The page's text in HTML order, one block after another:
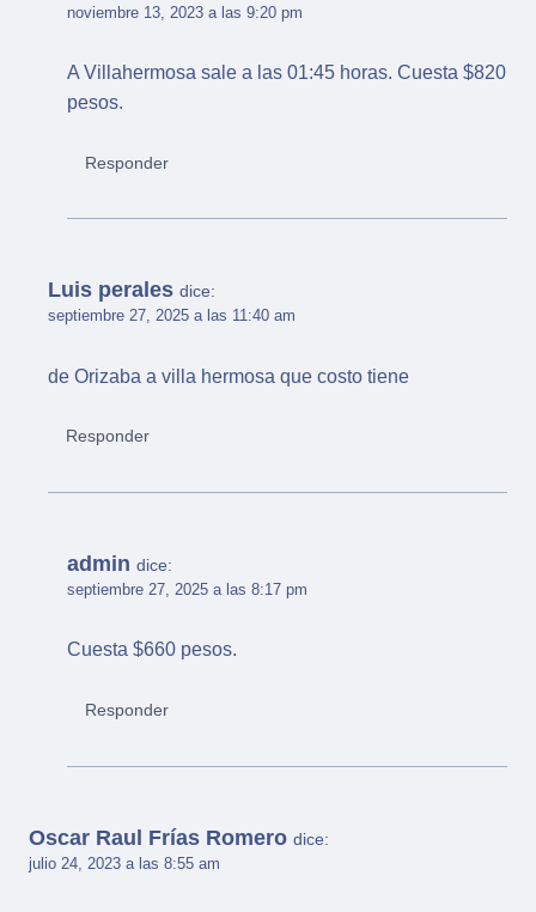
noviembre 13, 2023 a las 9:20 pm
A Villahermosa sale a las 01:45 horas. Cuesta $820
pesos.
Responder
Luis perales dice:
septiembre 27, 2025 a las 11:40 am
de Orizaba a villa hermosa que costo tiene
Responder
admin dice:
septiembre 27, 2025 a las 8:17 pm
Cuesta $660 pesos.
Responder
Oscar Raul Frías Romero dice:
julio 24, 2023 a las 8:55 am